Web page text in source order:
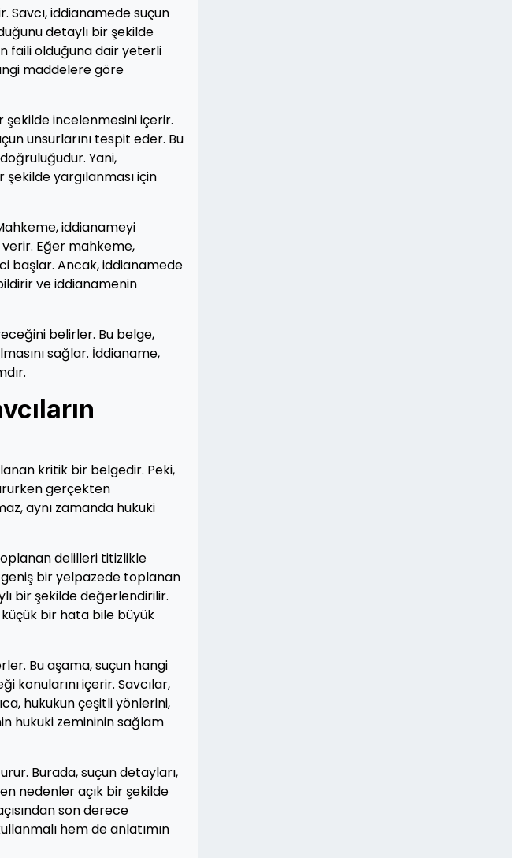
Savcı, iddianamede suçun
detaylı bir şekilde
faili olduğuna dair yeterli
maddelere göre
şekilde incelenmesini içerir.
unsurlarını tespit eder. Bu
Yani,
şekilde yargılanması için
iddianameyi
Eğer mahkeme,
başlar. Ancak, iddianamede
ve iddianamenin
belirler. Bu belge,
sağlar. İddianame,
kritik bir belgedir. Peki,
gerçekten
aynı zamanda hukuki
delilleri titizlikle
bir yelpazede toplanan
bir şekilde değerlendirilir.
bir hata bile büyük
Bu aşama, suçun hangi
içerir. Savcılar,
hukukun çeşitli yönlerini,
hukuki zemininin sağlam
Burada, suçun detayları,
nedenler açık bir şekilde
son derece
hem de anlatımın